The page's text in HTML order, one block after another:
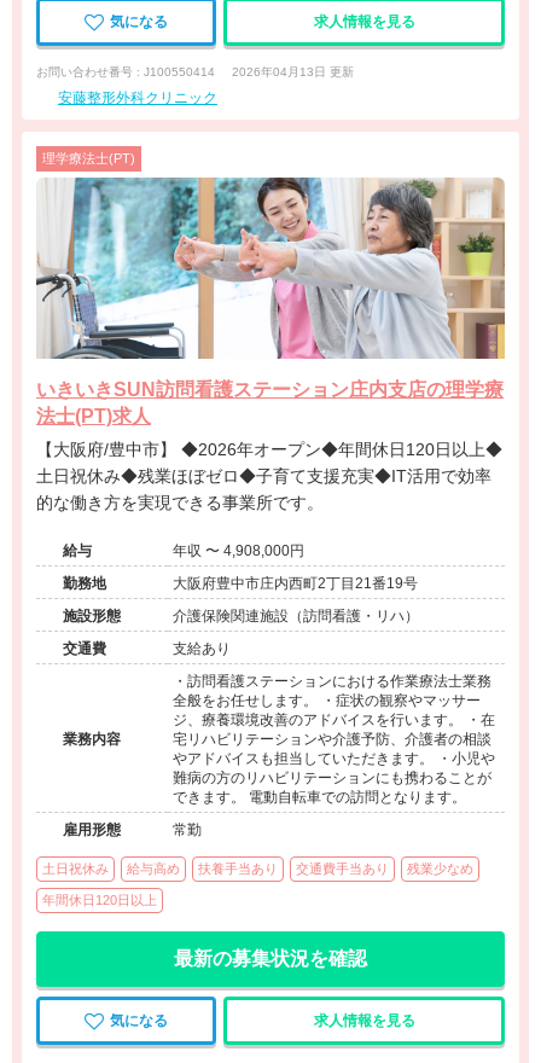
気になる 求人情報を見る
お問い合わせ番号 : J100550414 2026年04月13日 更新
安藤整形外科クリニック
理学療法士(PT)
いきいきSUN訪問看護ステーション庄内支店の理学療
法士(PT)求人
【大阪府/豊中市】 ◆2026年オープン◆年間休日120日以上◆
土日祝休み◆残業ほぼゼロ◆子育て支援充実◆IT活用で効率
的な働き方を実現できる事業所です。
給与
年収 〜 4,908,000円
勤務地
大阪府豊中市庄内西町2丁目21番19号
施設形態
介護保険関連施設（訪問看護・リハ）
交通費
支給あり
業務内容
・訪問看護ステーションにおける作業療法士業務
全般をお任せします。 ・症状の観察やマッサー
ジ、療養環境改善のアドバイスを行います。 ・在
宅リハビリテーションや介護予防、介護者の相談
やアドバイスも担当していただきます。 ・小児や
難病の方のリハビリテーションにも携わることが
できます。 電動自転車での訪問となります。
雇用形態
常勤
土日祝休み 給与高め 扶養手当あり 交通費手当あり 残業少なめ
年間休日120日以上
最新の募集状況を確認
気になる 求人情報を見る